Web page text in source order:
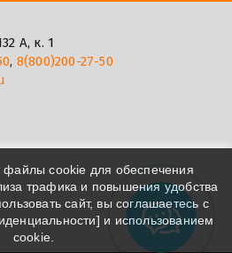
А, к. 1
, 8(800)200-27-50
файлы cookie для обеспечения
трафика и повышения удобства
сайт, вы соглашаетесь с
] и использованием
cookie.